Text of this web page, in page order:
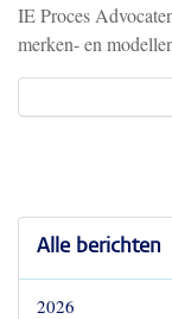
IE Proces
merken- en
Alle berichten
2026